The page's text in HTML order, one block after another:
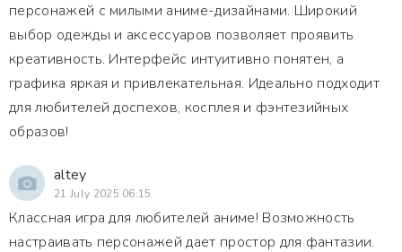
персонажей с милыми аниме-дизайнами. Широкий
выбор одежды и аксессуаров позволяет проявить
креативность. Интерфейс интуитивно понятен, а
графика яркая и привлекательная. Идеально подходит
для любителей доспехов, косплея и фэнтезийных
образов!
altey
21 July 2025 06:15
Классная игра для любителей аниме! Возможность
настраивать персонажей дает простор для фантазии.